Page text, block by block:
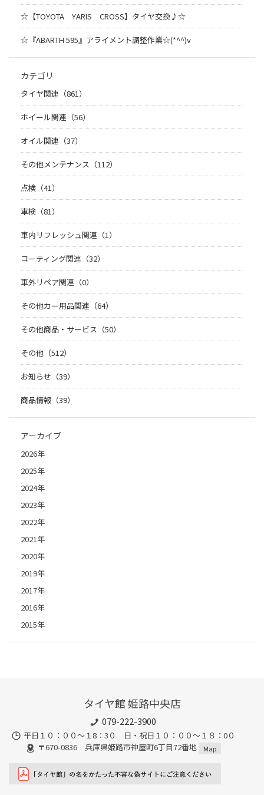
☆【TOYOTA YARIS CROSS】タイヤ交換♪☆
☆『ABARTH 595』アライメント調整作業☆(*^^)v
カテゴリ
タイヤ関連（861）
ホイール関連（56）
オイル関連（37）
その他メンテナンス（112）
点検（41）
車検（81）
車内リフレッシュ関連（1）
コーティング関連（32）
車外リペア関連（0）
その他カー用品関連（64）
その他商品・サービス（50）
その他（512）
お知らせ（39）
商品情報（39）
アーカイブ
2026年
2025年
2024年
2023年
2022年
2021年
2020年
2019年
2017年
2016年
2015年
タイヤ館 姫路中央店
079-222-3900
平日１０：００～１8：3０ 日・祝日１０：００～１８：0０
〒670-0836 兵庫県姫路市神屋町6丁目72番地
Map